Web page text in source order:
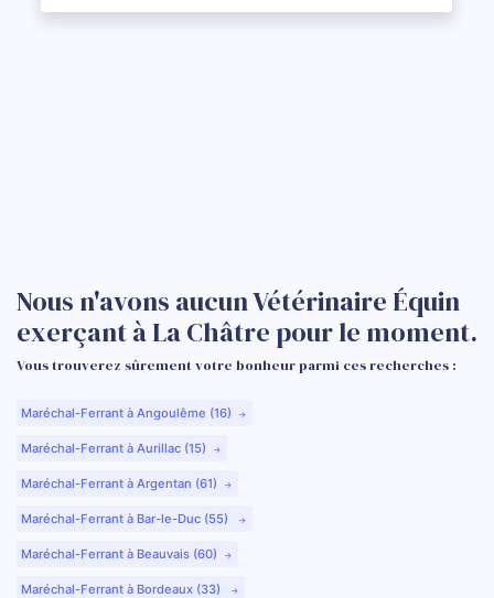
Nous n'avons aucun Vétérinaire Équin
exerçant à La Châtre pour le moment.
Vous trouverez sûrement votre bonheur parmi ces recherches :
Maréchal-Ferrant à Angoulême (16)
Maréchal-Ferrant à Aurillac (15)
Maréchal-Ferrant à Argentan (61)
Maréchal-Ferrant à Bar-le-Duc (55)
Maréchal-Ferrant à Beauvais (60)
Maréchal-Ferrant à Bordeaux (33)